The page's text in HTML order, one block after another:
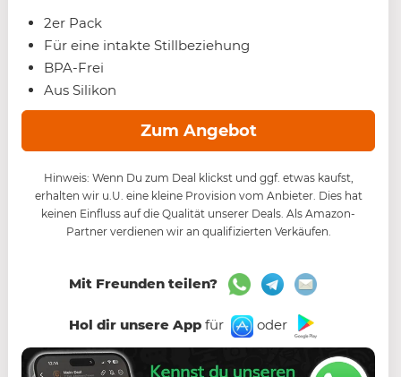
2er Pack
Für eine intakte Stillbeziehung
BPA-Frei
Aus Silikon
Zum Angebot
Hinweis: Wenn Du zum Deal klickst und ggf. etwas kaufst,
erhalten wir u.U. eine kleine Provision vom Anbieter. Dies hat
keinen Einfluss auf die Qualität unserer Deals. Als Amazon-
Partner verdienen wir an qualifizierten Verkäufen.
Mit Freunden teilen?
Hol dir unsere Appfür oder